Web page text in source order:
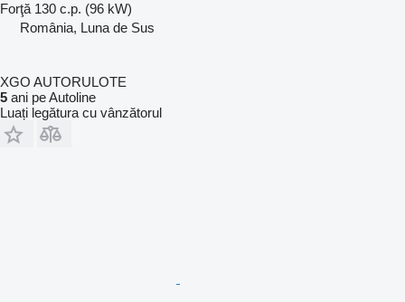
Forţă 130 c.p. (96 kW)
România, Luna de Sus
XGO AUTORULOTE
5 ani pe Autoline
Luați legătura cu vânzătorul